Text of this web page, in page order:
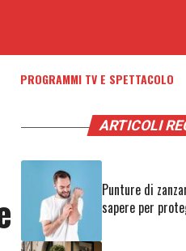
PROGRAMMI TV E SPETTACOLO
ARTICOLI
Punture di
sapere per